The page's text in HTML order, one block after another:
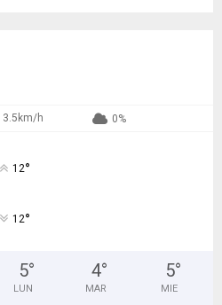
3.5km/h 0%
12°
12°
5°
LUN
4°
MAR
5°
MIE